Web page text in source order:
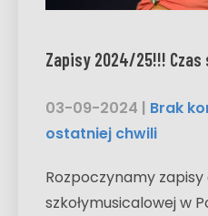
Zapisy 2024/25!!!
03-09-2024 | Brak
ostatniej chwili
Rozpoczynamy
szkołymusicalowej w